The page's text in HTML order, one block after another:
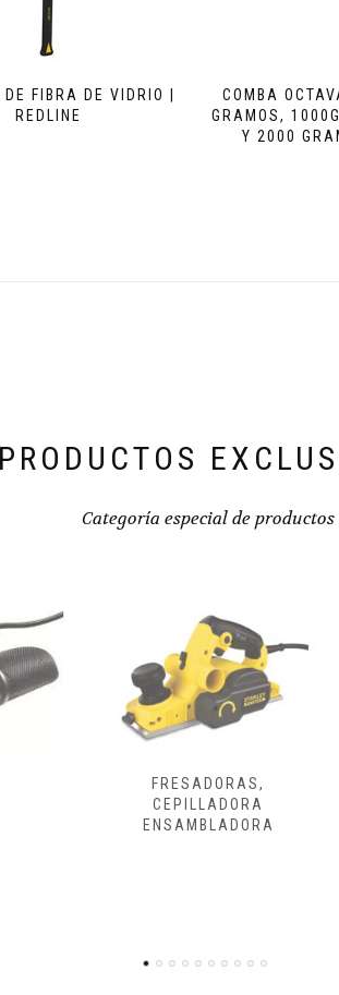
DE FIBRA DE VIDRIO |
REDLINE
COMBA
GRAMOS,
Y 2000
PRODUCTOS
Categoría especial de productos